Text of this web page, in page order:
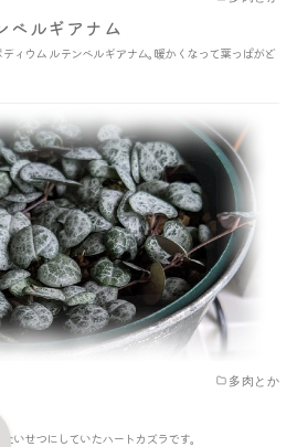
ベルギアナム
ィウム ルテンベルギアナム｡暖かくなって葉っぱがど
多肉とか
いせつにしていたハートカズラです｡